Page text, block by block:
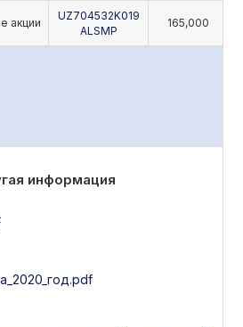
акции
UZ704532K019
ALSMP
165,000
информация